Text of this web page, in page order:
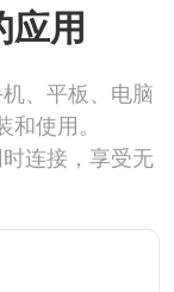
应用
、平板、电脑
使用。
连接，享受无